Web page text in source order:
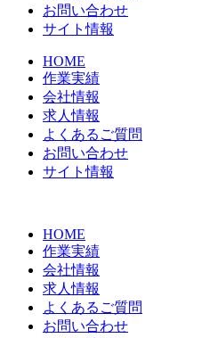
お問い合わせ
サイト情報
HOME
作業実績
会社情報
求人情報
よくあるご質問
お問い合わせ
サイト情報
HOME
作業実績
会社情報
求人情報
よくあるご質問
お問い合わせ